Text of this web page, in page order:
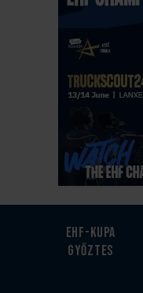
EHF-Kupa
győztes